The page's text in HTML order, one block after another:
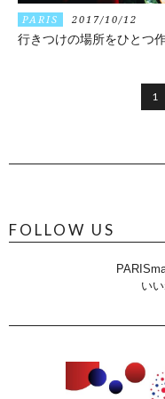
PARIS 2017/10/12
行きつけの場所をひとつ
1
FOLLOW US
い